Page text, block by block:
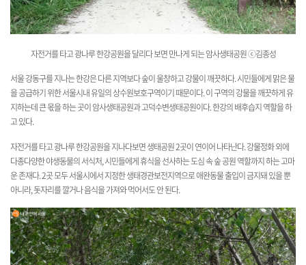
자전거를 타고 광나루 한강공원을 달리다 보면 만나게 되는 암사생태공원 ⓒ김종성
서울 강동구를 지나는 한강은 다른 지역보다 숲이 울창하고 강물이 깨끗하다. 시민들에게 맑은 물
을 공급하기 위한 서울시내 유일의 상수원보호구역이기 때문이다. 이 구역의 강물을 깨끗하게 유
지하는데 큰 몫을 하는 곳이 암사생태공원과 고덕수변생태공원이다. 한강의 배후습지 역할을 하
고 있다.
자전거를 타고 광나루 한강공원을 지나다보면 생태공원 2곳이 연이어 나타난다. 강물정화 외에
다종다양한 야생동물의 서식처, 시민들에게 휴식을 선사하는 도심 속 숲 공원 역할까지 하는 고마
운 존재다. 2곳 모두 서울시에서 지정한 생태경관보전지역으로 애완동물 출입이 금지돼 있을 뿐
아니라, 돗자리를 깔거나 음식을 가져와 먹어서도 안 된다.